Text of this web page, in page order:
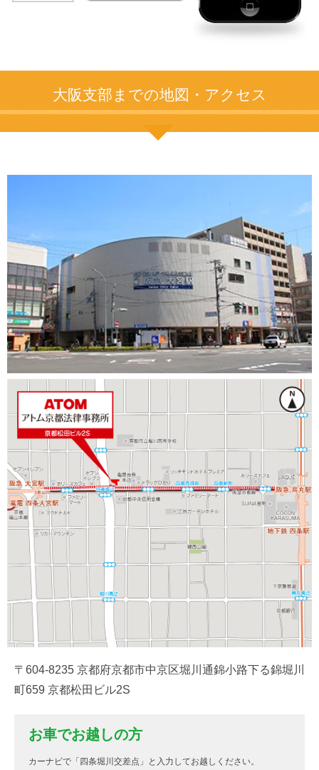
大阪支部までの地図・アクセス
〒604-8235 京都府京都市中京区堀川通錦小路下る錦堀川
町659 京都松田ビル2S
お車でお越しの方
カーナビで「四条堀川交差点」と入力してお越しください。